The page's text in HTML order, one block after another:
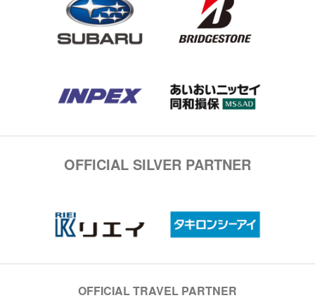
OFFICIAL SILVER PARTNER
OFFICIAL TRAVEL PARTNER